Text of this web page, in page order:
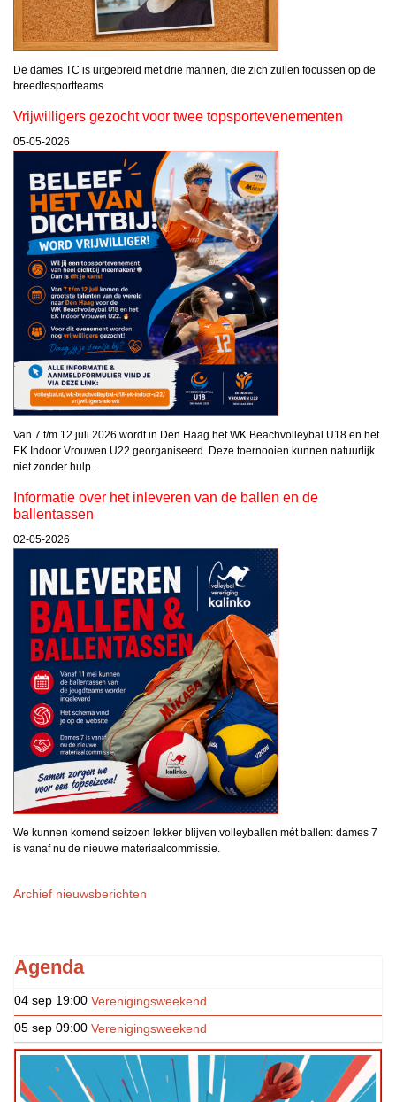
De dames TC is uitgebreid met drie mannen, die zich zullen focussen op de
breedtesportteams
Vrijwilligers gezocht voor twee topsportevenementen
05-05-2026
Van 7 t/m 12 juli 2026 wordt in Den Haag het WK Beachvolleybal U18 en het
EK Indoor Vrouwen U22 georganiseerd. Deze toernooien kunnen natuurlijk
niet zonder hulp...
Informatie over het inleveren van de ballen en de
ballentassen
02-05-2026
We kunnen komend seizoen lekker blijven volleyballen mét ballen: dames 7
is vanaf nu de nieuwe materiaalcommissie.
Archief nieuwsberichten
Agenda
04 sep 19:00 Verenigingsweekend
05 sep 09:00 Verenigingsweekend